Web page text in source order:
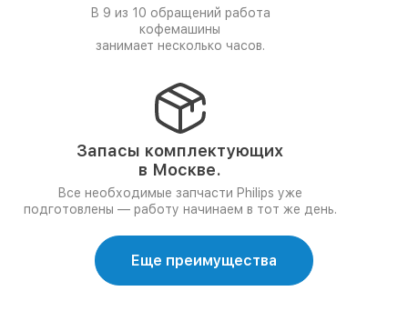
В 9 из 10 обращений работа
кофемашины
занимает несколько часов.
Запасы комплектующих
в Москве.
Все необходимые запчасти Philips уже
подготовлены — работу начинаем в тот же день.
Еще преимущества